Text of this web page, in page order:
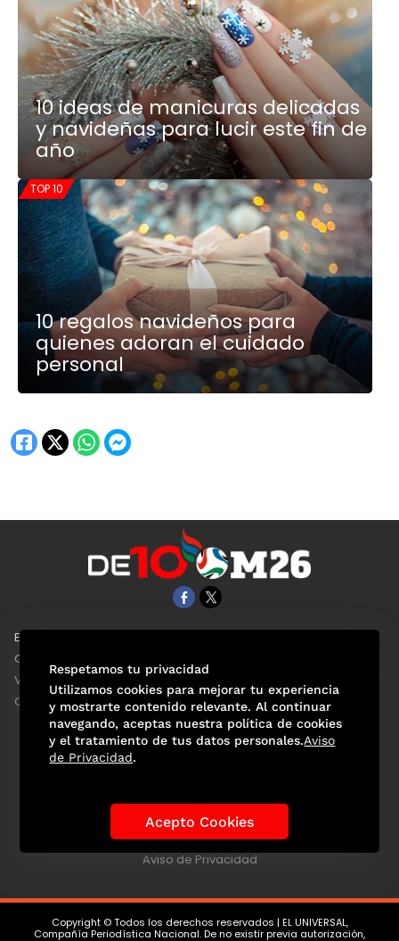
10 ideas de manicuras delicadas
y navideñas para lucir este fin de
año
TOP 10
10 regalos navideños para
quienes adoran el cuidado
personal
EL UNIVERSAL
Clase
ViveUSA
Confabulario
Historia de los Mundiales Lo viral Anécdotas Mundialistas
Las Figuras Tendencias Directorio
Aviso de Privacidad
Copyright © Todos los derechos reservados | EL UNIVERSAL,
Compañía Periodística Nacional. De no existir previa autorización,
Respetamos tu privacidad
Utilizamos cookies para mejorar tu experiencia
y mostrarte contenido relevante. Al continuar
navegando, aceptas nuestra política de cookies
y el tratamiento de tus datos personales.Aviso
de Privacidad.
Acepto Cookies